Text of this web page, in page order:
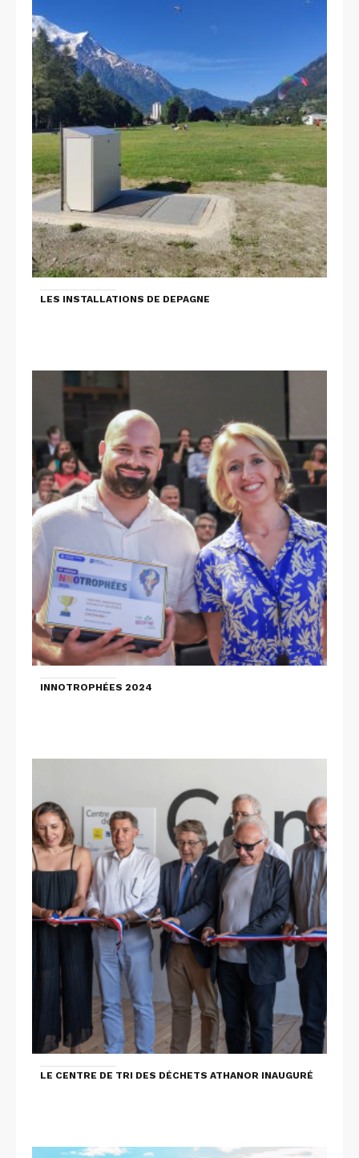
LES INSTALLATIONS DE DEPAGNE
INNOTROPHÉES 2024
LE CENTRE DE TRI DES DÉCHETS ATHANOR INAUGURÉ